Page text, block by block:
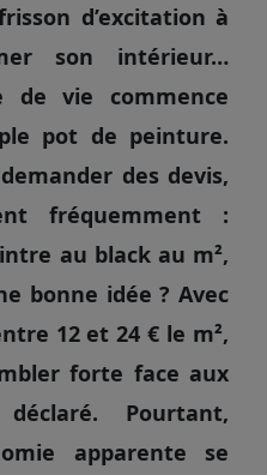
d’excitation à
son intérieur…
de vie commence
pot de peinture.
des devis,
fréquemment :
au black au m²,
bonne idée ? Avec
12 et 24 € le m²,
forte face aux
Pourtant,
apparente se